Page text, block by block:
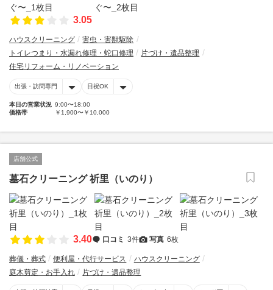
3.05
ハウスクリーニング
害虫・害獣駆除
トイレつまり・水漏れ修理・蛇口修理
片づけ・遺品整理
住宅リフォーム・リノベーション
出張・訪問専門 日祝OK
本日の営業状況 9:00〜18:00
価格帯
￥1,900〜￥10,000
店舗公式
墓石クリーニング 祈里（いのり）
3.40 口コミ 3件 写真 6枚
葬儀・葬式 便利屋・代行サービス
ハウスクリーニング
庭木剪定・お手入れ
片づけ・遺品整理